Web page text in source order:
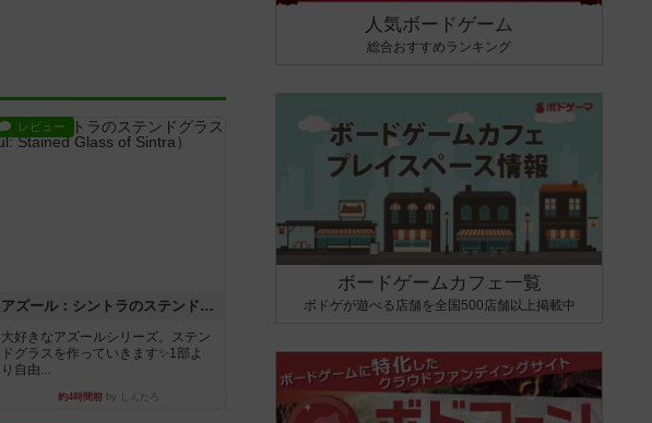
レビュー
アズール：シントラのステンドグラス
大好きなアズールシリーズ。ステン
ドグラスを作っていきます✨1部よ
り自由...
約4時間前by しんたろ
人気ボードゲーム
総合おすすめランキング
ボードゲームカフェ一覧
ボドゲが遊べる店舗を全国500店舗以上掲載中